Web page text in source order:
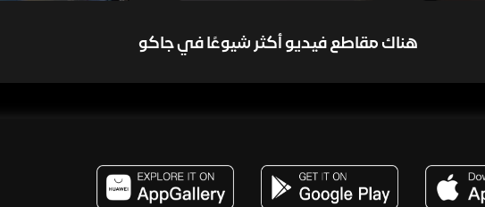
هناك مقاطع فيديو أكثر شيوعًا في جاكو